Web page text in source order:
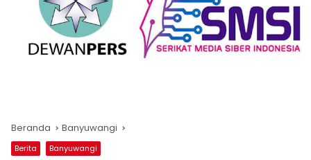
Beranda Banyuwangi
Berita Banyuwangi